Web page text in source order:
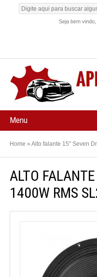
Seja bem
Menu
Home » Alto falante 15'' Seven
ALTO
1400W RMS